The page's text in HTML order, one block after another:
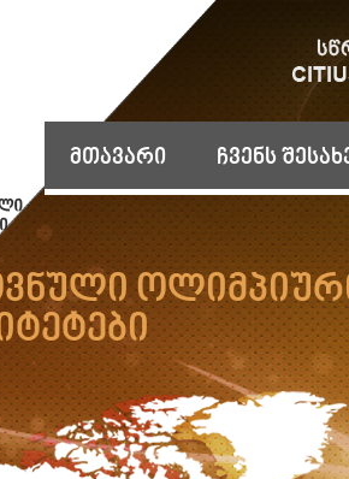
მთავარი ჩვენს